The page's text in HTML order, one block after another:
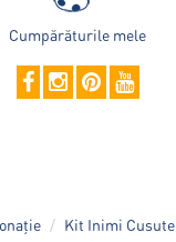
Cumpărăturile mele
Kit Inimi Cusute